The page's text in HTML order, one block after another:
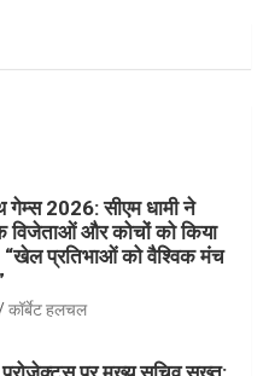
गेम्स 2026: सीएम धामी ने
विजेताओं और कोचों को किया
“खेल प्रतिभाओं को वैश्विक मंच
कॉर्बेट हलचल